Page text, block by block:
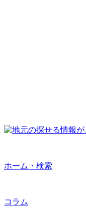
ホーム・検索
コラム